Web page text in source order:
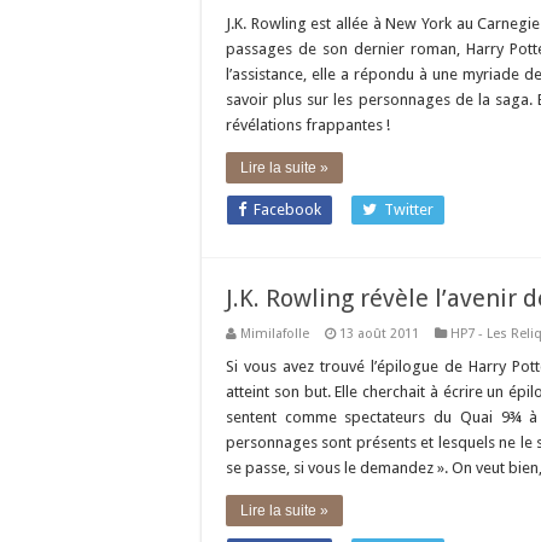
J.K. Rowling est allée à New York au
passages de son dernier roman, Harry
l’assistance, elle a répondu à une myriade
savoir plus sur les personnages de la saga.
révélations frappantes !
Lire la suite »
Facebook Twitter
J.K. Rowling révèle l’avenir
Mimilafolle 13 août 2011 HP7 - Les
Si vous avez trouvé l’épilogue de Harry
atteint son but. Elle cherchait à écrire un
sentent comme spectateurs du Quai 9¾
personnages sont présents et lesquels ne le
se passe, si vous le demandez ». On veut
Lire la suite »